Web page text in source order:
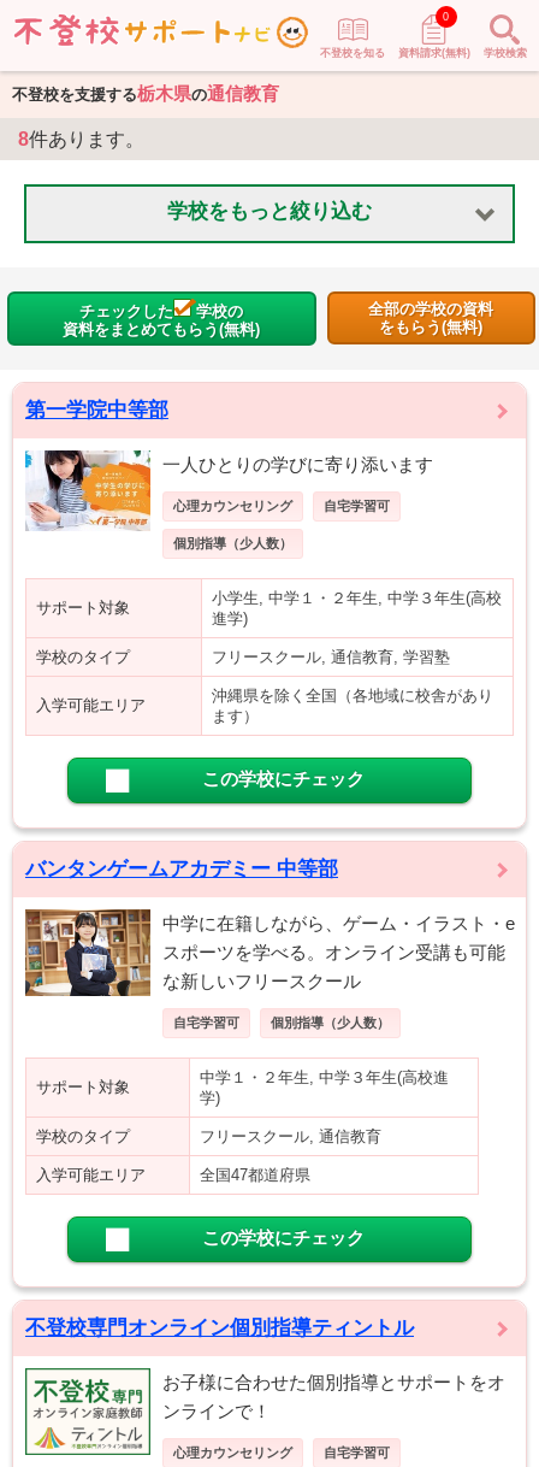
不登校を知る 資料請求(無料)
0
学校検索
不登校を支援する栃木県の通信教育
8件あります。
学校をもっと絞り込む
チェックした
学校の
資料をまとめてもらう(無料)
全部の学校の資料
をもらう(無料)
第一学院中等部
一人ひとりの学びに寄り添います
心理カウンセリング 自宅学習可
個別指導（少人数）
サポート対象
小学生, 中学１・２年生, 中学３年生(高校
進学)
学校のタイプ フリースクール, 通信教育, 学習塾
入学可能エリア
沖縄県を除く全国（各地域に校舎があり
ます）
この学校にチェック
バンタンゲームアカデミー 中等部
中学に在籍しながら、ゲーム・イラスト・e
スポーツを学べる。オンライン受講も可能
な新しいフリースクール
自宅学習可 個別指導（少人数）
サポート対象
中学１・２年生, 中学３年生(高校進
学)
学校のタイプ フリースクール, 通信教育
入学可能エリア 全国47都道府県
この学校にチェック
不登校専門オンライン個別指導ティントル
お子様に合わせた個別指導とサポートをオ
ンラインで！
心理カウンセリング 自宅学習可